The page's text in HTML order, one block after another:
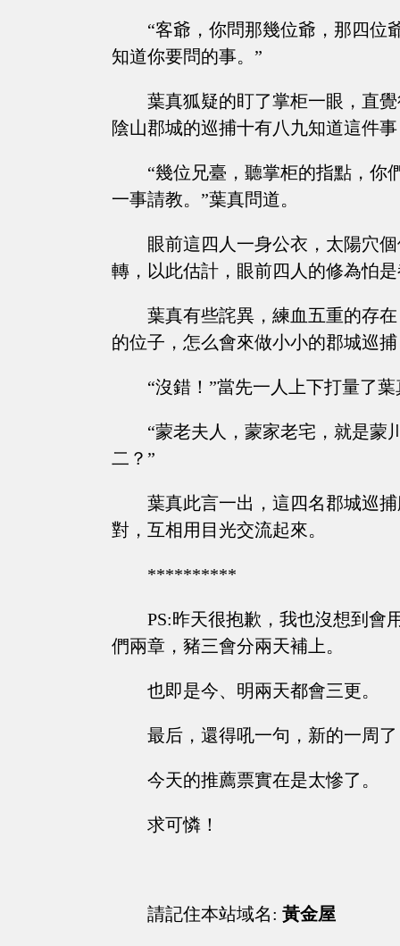
“客爺，你問那幾位爺，那四位
知道你要問的事。”
葉真狐疑的盯了掌柜一眼，直
陰山郡城的巡捕十有八九知道這件
“幾位兄臺，聽掌柜的指點，你
一事請教。”葉真問道。
眼前這四人一身公衣，太陽穴
轉，以此估計，眼前四人的修為怕
葉真有些詫異，練血五重的存
的位子，怎么會來做小小的郡城巡
“沒錯！”當先一人上下打量了
“蒙老夫人，蒙家老宅，就是蒙
二？”
葉真此言一出，這四名郡城巡
對，互相用目光交流起來。
**********
PS:昨天很抱歉，我也沒想到會
們兩章，豬三會分兩天補上。
也即是今、明兩天都會三更。
最后，還得吼一句，新的一周
今天的推薦票實在是太慘了。
求可憐！
請記住本站域名: 黃金屋